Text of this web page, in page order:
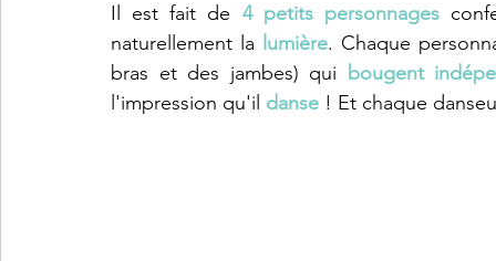
Géographie Lecture et écriture Jeux de société et
Il est fait de 4 petits personnages
naturellement la lumière. Chaque
bras et des jambes) qui bougent
l'impression qu'il danse ! Et chaque